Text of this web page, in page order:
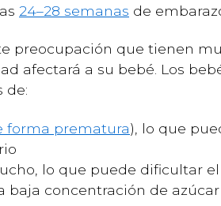
24–28 semanas de
preocupación que tienen
afectará a su bebé. Los
de:
forma prematura), lo que
lo que puede dificultar
baja concentración de